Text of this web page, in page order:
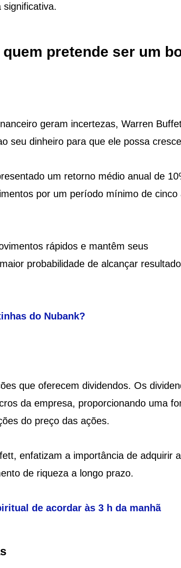
pretende ser um
geram incertezas, Warren
seu dinheiro para que ele possa
um retorno médio anual de
por um período mínimo de cinco
rápidos e mantêm seus
probabilidade de alcançar
do Nubank?
que oferecem dividendos. Os
da empresa, proporcionando uma
do preço das ações.
enfatizam a importância de adquirir
de riqueza a longo prazo.
de acordar às 3 h da manhã